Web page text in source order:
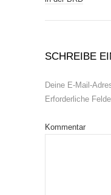
SCHREIBE
Deine E-Mail-
Erforderliche
Kommentar